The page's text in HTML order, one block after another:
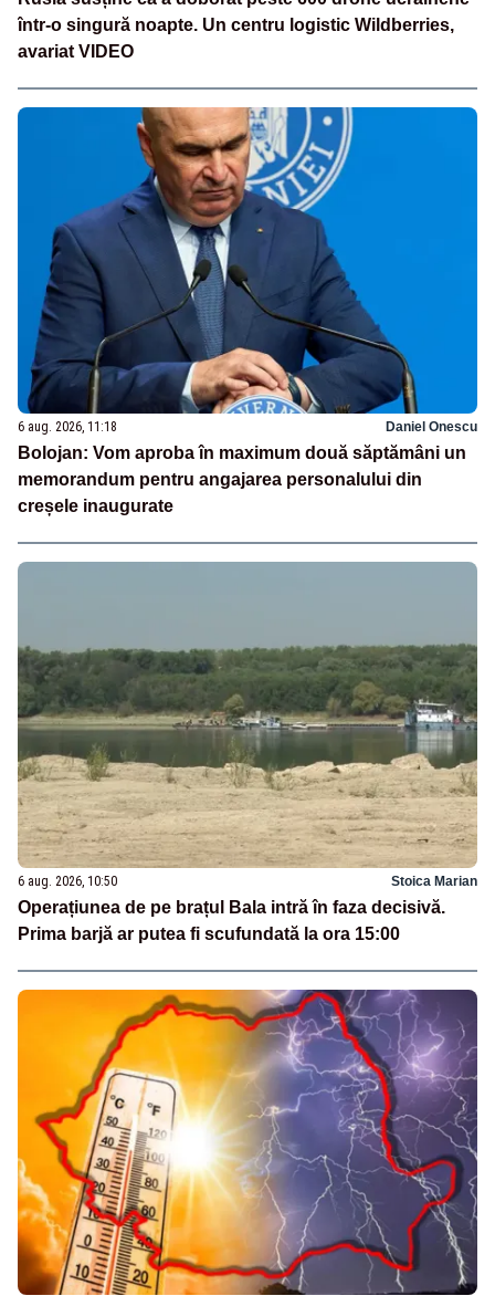
într-o singură noapte. Un centru logistic Wildberries,
avariat VIDEO
6 aug. 2026, 11:18 Daniel Onescu
Bolojan: Vom aproba în maximum două săptămâni un
memorandum pentru angajarea personalului din
creșele inaugurate
6 aug. 2026, 10:50 Stoica Marian
Operațiunea de pe brațul Bala intră în faza decisivă.
Prima barjă ar putea fi scufundată la ora 15:00